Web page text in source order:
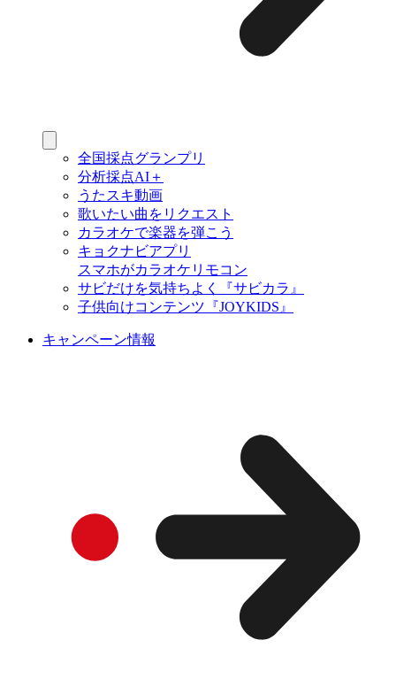
全国採点グランプリ
分析採点AI＋
うたスキ動画
歌いたい曲をリクエスト
カラオケで楽器を弾こう
キョクナビアプリ
スマホがカラオケリモコン
サビだけを気持ちよく『サビカラ』
子供向けコンテンツ『JOYKIDS』
キャンペーン情報